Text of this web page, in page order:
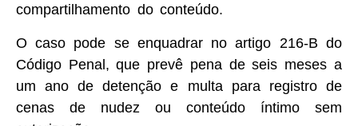
compartilhamento do conteúdo.
O caso pode se enquadrar no artigo 216-B do
Código Penal, que prevê pena de seis meses a
um ano de detenção e multa para registro de
cenas de nudez ou conteúdo íntimo sem